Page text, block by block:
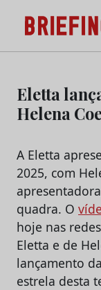
content
Briefing:
Marketing e
Eletta
Helena
A Eletta
2025, com
quadra. O
hoje nas
Eletta e de
lançamento
estrela desta